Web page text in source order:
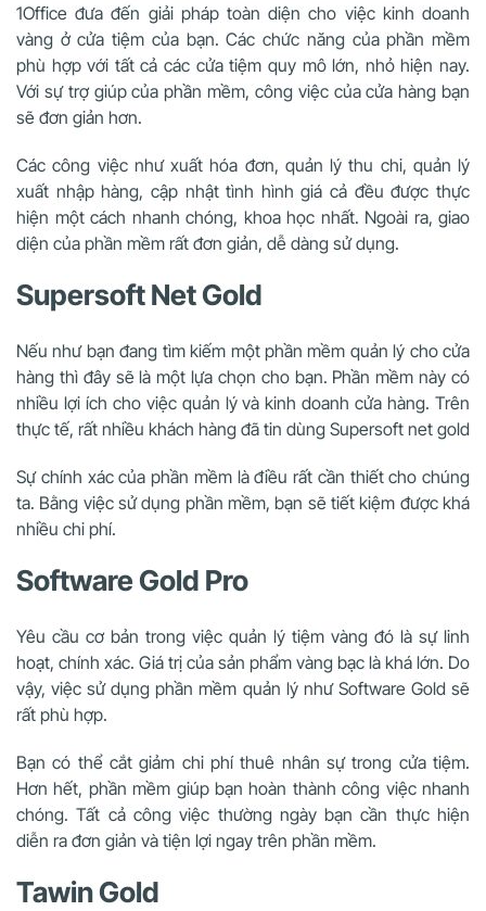
1Office đưa đến giải pháp toàn diện cho việc kinh doanh
vàng ở cửa tiệm của bạn. Các chức năng của phần mềm
phù hợp với tất cả các cửa tiệm quy mô lớn, nhỏ hiện nay.
Với sự trợ giúp của phần mềm, công việc của cửa hàng bạn
sẽ đơn giản hơn.
Các công việc như xuất hóa đơn, quản lý thu chi, quản lý
xuất nhập hàng, cập nhật tình hình giá cả đều được thực
hiện một cách nhanh chóng, khoa học nhất. Ngoài ra, giao
diện của phần mềm rất đơn giản, dễ dàng sử dụng.
Supersoft Net Gold
Nếu như bạn đang tìm kiếm một phần mềm quản lý cho cửa
hàng thì đây sẽ là một lựa chọn cho bạn. Phần mềm này có
nhiều lợi ích cho việc quản lý và kinh doanh cửa hàng. Trên
thực tế, rất nhiều khách hàng đã tin dùng Supersoft net gold
Sự chính xác của phần mềm là điều rất cần thiết cho chúng
ta. Bằng việc sử dụng phần mềm, bạn sẽ tiết kiệm được khá
nhiều chi phí.
Software Gold Pro
Yêu cầu cơ bản trong việc quản lý tiệm vàng đó là sự linh
hoạt, chính xác. Giá trị của sản phẩm vàng bạc là khá lớn. Do
vậy, việc sử dụng phần mềm quản lý như Software Gold sẽ
rất phù hợp.
Bạn có thể cắt giảm chi phí thuê nhân sự trong cửa tiệm.
Hơn hết, phần mềm giúp bạn hoàn thành công việc nhanh
chóng. Tất cả công việc thường ngày bạn cần thực hiện
diễn ra đơn giản và tiện lợi ngay trên phần mềm.
Tawin Gold